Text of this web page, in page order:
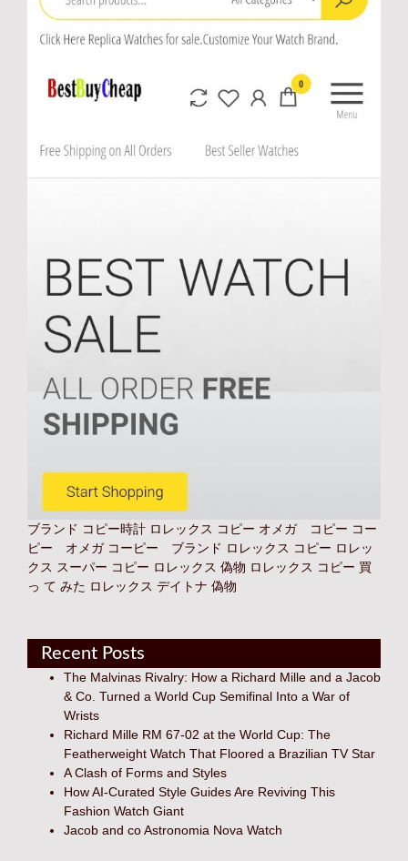
ブランド コピー時計 ロレックス コピー オメガ コピー コー
ピー オメガ コーピー ブランド ロレックス コピー ロレッ
クス スーパー コピー ロレックス 偽物 ロレックス コピー 買
っ て みた ロレックス デイトナ 偽物
Recent Posts
The Malvinas Rivalry: How a Richard Mille and a Jacob
& Co. Turned a World Cup Semifinal Into a War of
Wrists
Richard Mille RM 67-02 at the World Cup: The
Featherweight Watch That Floored a Brazilian TV Star
A Clash of Forms and Styles
How AI-Curated Style Guides Are Reviving This
Fashion Watch Giant
Jacob and co Astronomia Nova Watch